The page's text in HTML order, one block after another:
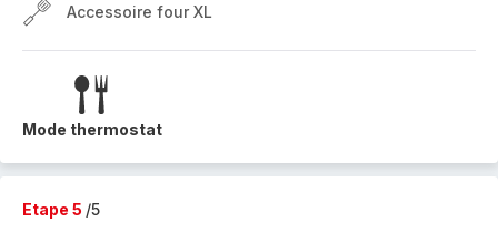
Accessoire four XL
Mode thermostat
Etape 5 /5